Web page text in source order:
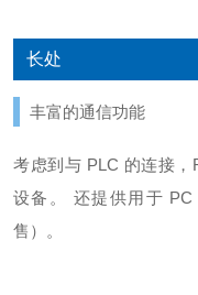
长处
丰富的通信功能
考虑到与 PLC 的连接
设备。 还提供用于
售）。